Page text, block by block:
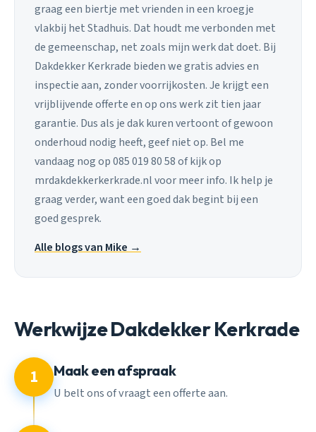
graag een biertje met vrienden in een kroegje
vlakbij het Stadhuis. Dat houdt me verbonden met
de gemeenschap, net zoals mijn werk dat doet. Bij
Dakdekker Kerkrade bieden we gratis advies en
inspectie aan, zonder voorrijkosten. Je krijgt een
vrijblijvende offerte en op ons werk zit tien jaar
garantie. Dus als je dak kuren vertoont of gewoon
onderhoud nodig heeft, geef niet op. Bel me
vandaag nog op 085 019 80 58 of kijk op
mrdakdekkerkerkrade.nl voor meer info. Ik help je
graag verder, want een goed dak begint bij een
goed gesprek.
Alle blogs van Mike →
Werkwijze Dakdekker Kerkrade
1 Maak een afspraak
U belt ons of vraagt een offerte aan.